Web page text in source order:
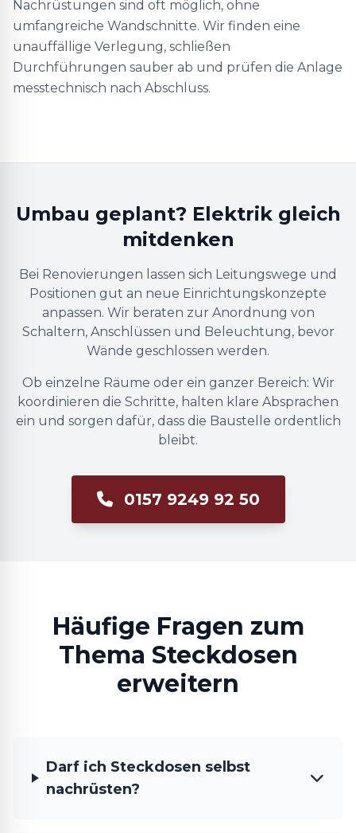
Nachrüstungen sind oft möglich, ohne
umfangreiche Wandschnitte. Wir finden eine
unauffällige Verlegung, schließen
Durchführungen sauber ab und prüfen die Anlage
messtechnisch nach Abschluss.
Umbau geplant? Elektrik gleich
mitdenken
Bei Renovierungen lassen sich Leitungswege und
Positionen gut an neue Einrichtungskonzepte
anpassen. Wir beraten zur Anordnung von
Schaltern, Anschlüssen und Beleuchtung, bevor
Wände geschlossen werden.
Ob einzelne Räume oder ein ganzer Bereich: Wir
koordinieren die Schritte, halten klare Absprachen
ein und sorgen dafür, dass die Baustelle ordentlich
bleibt.
0157 9249 92 50
Häufige Fragen zum
Thema Steckdosen
erweitern
Darf ich Steckdosen selbst
nachrüsten?